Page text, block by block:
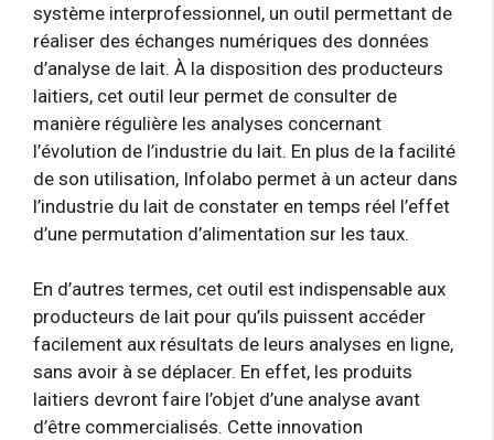
système interprofessionnel, un outil permettant de
réaliser des échanges numériques des données
d’analyse de lait. À la disposition des producteurs
laitiers, cet outil leur permet de consulter de
manière régulière les analyses concernant
l’évolution de l’industrie du lait. En plus de la facilité
de son utilisation, Infolabo permet à un acteur dans
l’industrie du lait de constater en temps réel l’effet
d’une permutation d’alimentation sur les taux.
En d’autres termes, cet outil est indispensable aux
producteurs de lait pour qu’ils puissent accéder
facilement aux résultats de leurs analyses en ligne,
sans avoir à se déplacer. En effet, les produits
laitiers devront faire l’objet d’une analyse avant
d’être commercialisés. Cette innovation